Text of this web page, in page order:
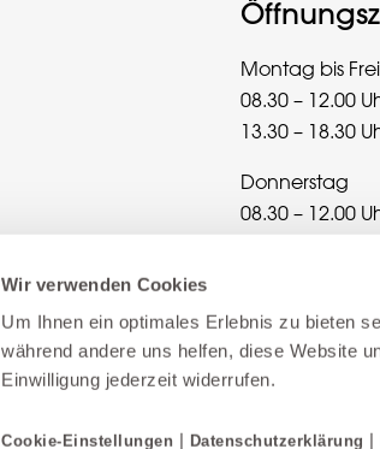
Wir verwenden Cookies
Um Ihnen ein optimales Erlebnis zu bieten
während andere uns helfen, diese Website
Einwilligung jederzeit widerrufen.
Cookie-Einstellungen | Datenschutzerklärung |
Montag bis
08.30 – 12.00
13.30 – 18.30
Donnerstag
08.30 – 12.00
08.30 – 16.00